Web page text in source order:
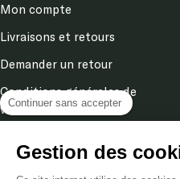
Continuer sans accepter
Gestion des
Mon compte
Livraisons et retours
Demander un retour
Conditions générales de
ventes
Politique de confidentialité